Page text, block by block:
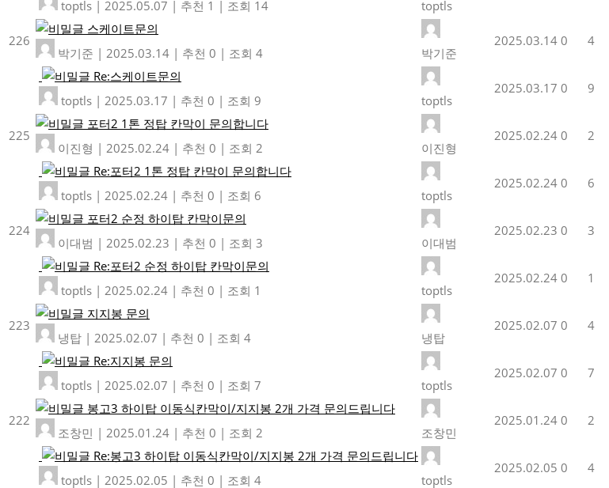
toptls | 2025.05.07 | 추천 1 | 조회 14 toptls
226
스케이트문의
박기준 | 2025.03.14 | 추천 0 | 조회 4 박기준
2025.03.14 0 4
Re:스케이트문의
toptls | 2025.03.17 | 추천 0 | 조회 9 toptls
2025.03.17 0 9
225
포터2 1톤 정탑 칸막이 문의합니다
이진형 | 2025.02.24 | 추천 0 | 조회 2 이진형
2025.02.24 0 2
Re:포터2 1톤 정탑 칸막이 문의합니다
toptls | 2025.02.24 | 추천 0 | 조회 6 toptls
2025.02.24 0 6
224
포터2 순정 하이탑 칸막이문의
이대범 | 2025.02.23 | 추천 0 | 조회 3 이대범
2025.02.23 0 3
Re:포터2 순정 하이탑 칸막이문의
toptls | 2025.02.24 | 추천 0 | 조회 1 toptls
2025.02.24 0 1
223
지지봉 문의
냉탑 | 2025.02.07 | 추천 0 | 조회 4 냉탑
2025.02.07 0 4
Re:지지봉 문의
toptls | 2025.02.07 | 추천 0 | 조회 7 toptls
2025.02.07 0 7
222
봉고3 하이탑 이동식칸막이/지지봉 2개 가격 문의드립니다
조창민 | 2025.01.24 | 추천 0 | 조회 2 조창민
2025.01.24 0 2
Re:봉고3 하이탑 이동식칸막이/지지봉 2개 가격 문의드립니다
toptls | 2025.02.05 | 추천 0 | 조회 4 toptls
2025.02.05 0 4